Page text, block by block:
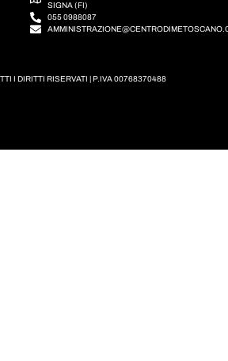
SIGNA (FI)
055 0988087
I DIRITTI RISERVATI | P.IVA 00768370488